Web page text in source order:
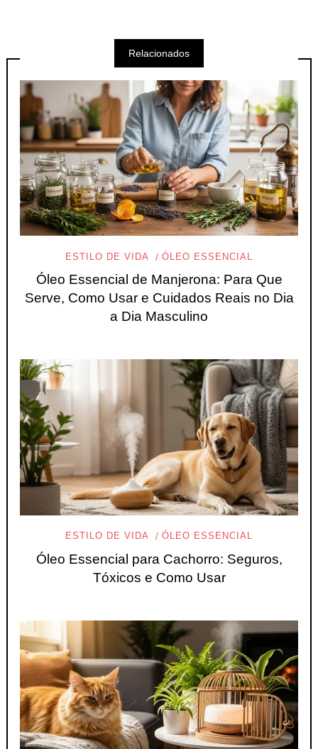
Relacionados
ESTILO DE VIDA ÓLEO ESSENCIAL
Óleo Essencial de Manjerona: Para Que
Serve, Como Usar e Cuidados Reais no Dia
a Dia Masculino
ESTILO DE VIDA ÓLEO ESSENCIAL
Óleo Essencial para Cachorro: Seguros,
Tóxicos e Como Usar